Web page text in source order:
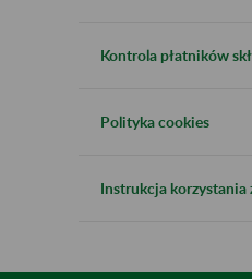
Kontrola płatników
Polityka cookies
Instrukcja korzystania